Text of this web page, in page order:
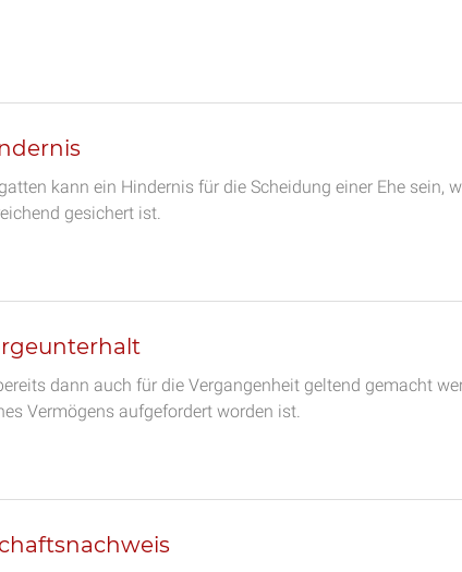
kann ein Hindernis für die Scheidung einer Ehe sein,
gesichert ist.
dann auch für die Vergangenheit geltend gemacht
Vermögens aufgefordert worden ist.